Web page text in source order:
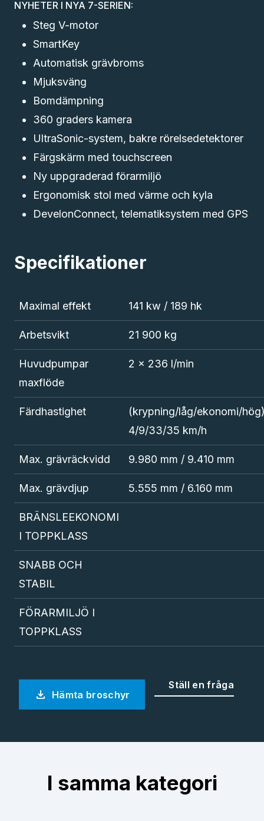
NYHETER I NYA 7-SERIEN:
Steg V-motor
SmartKey
Automatisk grävbroms
Mjuksväng
Bomdämpning
360 graders kamera
UltraSonic-system, bakre rörelsedetektorer
Färgskärm med touchscreen
Ny uppgraderad förarmiljö
Ergonomisk stol med värme och kyla
DevelonConnect, telematiksystem med GPS
Specifikationer
Maximal effekt 141 kw / 189 hk
Arbetsvikt 21 900 kg
Huvudpumpar
maxflöde
2 x 236 l/min
Färdhastighet
(krypning/låg/ekonomi/
4/9/33/35 km/h
Max. grävräckvidd 9.980 mm / 9.410 mm
Max. grävdjup 5.555 mm / 6.160 mm
BRÄNSLEEKONOMI
I TOPPKLASS
SNABB OCH
STABIL
FÖRARMILJÖ I
TOPPKLASS
download Hämta broschyr
Ställ en fråga
I samma kategori